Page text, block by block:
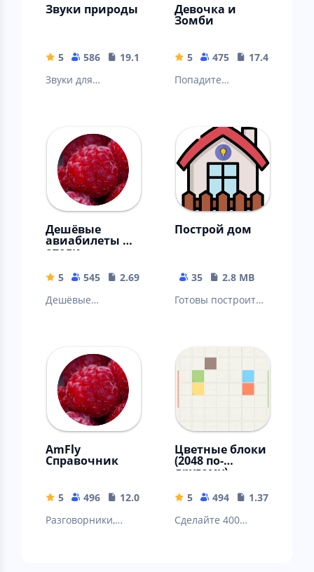
Звуки природы
5 586
19.1 MB
Звуки для
Девочка и
Зомби
5 475
17.41 MB
Попадите
Дешёвые
авиабилеты и
отели -
5 545
2.69 MB
Дешёвые
Разговорники,
справочники.
Построй дом
35
2.8 MB
Готовы построить
AmFly
Справочник
5 496
12.07 MB
Разговорники,
Цветные блоки
(2048 по-
другому)
5 494
1.37 MB
Сделайте 400